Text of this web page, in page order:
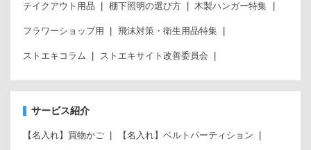
テイクアウト用品 棚下照明の選び方 木製ハンガー特集
フラワーショップ用 飛沫対策・衛生用品特集
ストエキコラム ストエキサイト改善委員会
サービス紹介
【名入れ】買物かご 【名入れ】ベルトパーティション